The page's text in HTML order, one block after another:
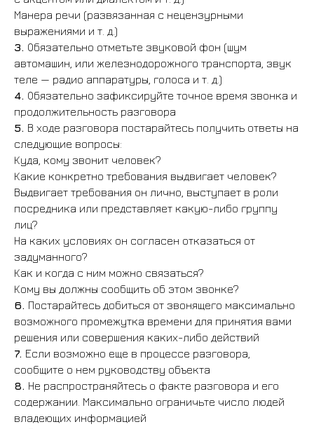
Манера речи (развязанная с нецензурными
выражениями и т. д.)
3. Обязательно отметьте звуковой фон (шум
автомашин, или железнодорожного транспорта, звук
теле — радио аппаратуры, голоса и т. д.)
4. Обязательно зафиксируйте точное время звонка и
продолжительность разговора
5. В ходе разговора постарайтесь получить ответы на
следующие вопросы:
Куда, кому звонит человек?
Какие конкретно требования выдвигает человек?
Выдвигает требования он лично, выступает в роли
посредника или представляет какую-либо группу
лиц?
На каких условиях он согласен отказаться от
задуманного?
Как и когда с ним можно связаться?
Кому вы должны сообщить об этом звонке?
6. Постарайтесь добиться от звонящего максимально
возможного промежутка времени для принятия вами
решения или совершения каких-либо действий
7. Если возможно еще в процессе разговора,
сообщите о нем руководству объекта
8. Не распространяйтесь о факте разговора и его
содержании. Максимально ограничьте число людей
владеющих информацией